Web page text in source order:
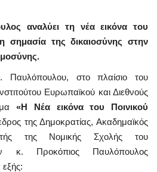
αναλύει τη νέα εικόνα του
σημασία της δικαιοσύνης στην
Παυλόπουλου, στο πλαίσιο του
Ευρωπαϊκού και Διεθνούς
«Η Νέα εικόνα του Ποινικού
της Δημοκρατίας, Ακαδημαϊκός
της Νομικής Σχολής του
κ. Προκόπιος Παυλόπουλος